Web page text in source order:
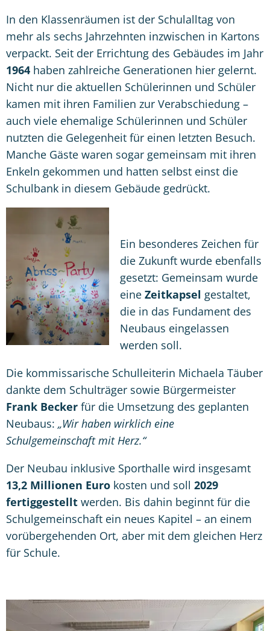
In den Klassenräumen ist der Schulalltag von
mehr als sechs Jahrzehnten inzwischen in Kartons
verpackt. Seit der Errichtung des Gebäudes im Jahr
1964 haben zahlreiche Generationen hier gelernt.
Nicht nur die aktuellen Schülerinnen und Schüler
kamen mit ihren Familien zur Verabschiedung –
auch viele ehemalige Schülerinnen und Schüler
nutzten die Gelegenheit für einen letzten Besuch.
Manche Gäste waren sogar gemeinsam mit ihren
Enkeln gekommen und hatten selbst einst die
Schulbank in diesem Gebäude gedrückt.
Ein besonderes Zeichen für
die Zukunft wurde ebenfalls
gesetzt: Gemeinsam wurde
eine Zeitkapsel gestaltet,
die in das Fundament des
Neubaus eingelassen
werden soll.
Die kommissarische Schulleiterin Michaela Täuber
dankte dem Schulträger sowie Bürgermeister
Frank Becker für die Umsetzung des geplanten
Neubaus: „Wir haben wirklich eine
Schulgemeinschaft mit Herz.“
Der Neubau inklusive Sporthalle wird insgesamt
13,2 Millionen Euro kosten und soll 2029
fertiggestellt werden. Bis dahin beginnt für die
Schulgemeinschaft ein neues Kapitel – an einem
vorübergehenden Ort, aber mit dem gleichen Herz
für Schule.